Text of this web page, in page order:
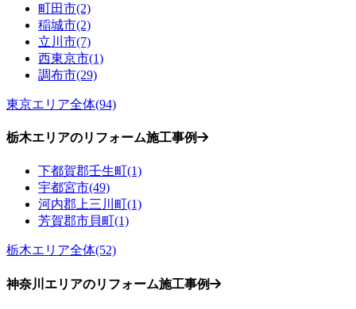
町田市(2)
稲城市(2)
立川市(7)
西東京市(1)
調布市(29)
東京エリア全体(94)
栃木エリアのリフォーム施工事例
下都賀郡壬生町(1)
宇都宮市(49)
河内郡上三川町(1)
芳賀郡市貝町(1)
栃木エリア全体(52)
神奈川エリアのリフォーム施工事例